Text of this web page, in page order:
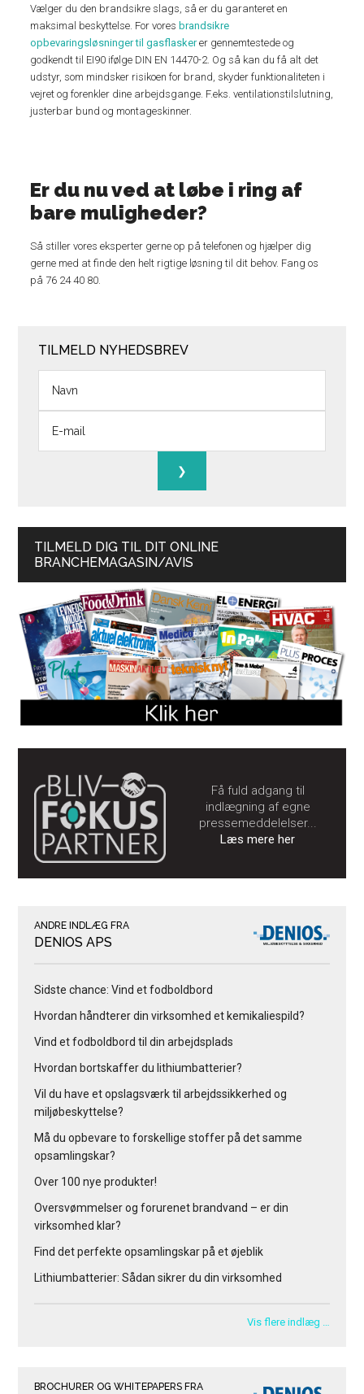
Vælger du den brandsikre slags, så er du garanteret en
maksimal beskyttelse. For vores brandsikre
opbevaringsløsninger til gasflaskerer gennemtestede og
godkendt til EI90 ifølge DIN EN 14470-2. Og så kan du få alt det
udstyr, som mindsker risikoen for brand, skyder funktionaliteten i
vejret og forenkler dine arbejdsgange. F.eks. ventilationstilslutning,
justerbar bund og montageskinner.
Er du nu ved at løbe i ring af
bare muligheder?
Så stiller vores eksperter gerne op på telefonen og hjælper dig
gerne med at finde den helt rigtige løsning til dit behov. Fang os
på 76 24 40 80.
TILMELD NYHEDSBREV
TILMELD DIG TIL DIT ONLINE
BRANCHEMAGASIN/AVIS
Få fuld adgang til
indlægning af egne
pressemeddelelser...
Læs mere her
ANDRE INDLÆG FRA
DENIOS APS
Sidste chance: Vind et fodboldbord
Hvordan håndterer din virksomhed et kemikaliespild?
Vind et fodboldbord til din arbejdsplads
Hvordan bortskaffer du lithiumbatterier?
Vil du have et opslagsværk til arbejdssikkerhed og
miljøbeskyttelse?
Må du opbevare to forskellige stoffer på det samme
opsamlingskar?
Over 100 nye produkter!
Oversvømmelser og forurenet brandvand – er din
virksomhed klar?
Find det perfekte opsamlingskar på et øjeblik
Lithiumbatterier: Sådan sikrer du din virksomhed
Vis flere indlæg …
BROCHURER OG WHITEPAPERS FRA